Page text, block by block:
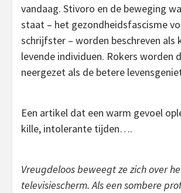
vandaag. Stivoro en de beweging
staat – het gezondheidsfascisme
schrijfster – worden beschreven als
levende individuen. Rokers worden
neergezet als de betere
Een artikel dat een warm gevoel
kille, intolerante tijden….
Vreugdeloos beweegt ze zich over
televisiescherm. Als een sombere